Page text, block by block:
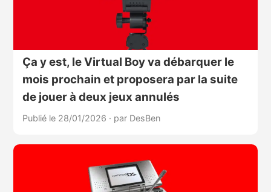
Ça y est, le Virtual Boy va débarquer le
mois prochain et proposera par la suite
de jouer à deux jeux annulés
Publié le 28/01/2026 · par DesBen